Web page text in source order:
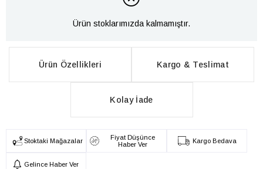
Ürün stoklarımızda kalmamıştır.
Ürün Özellikleri Kargo & Teslimat
Kolay İade
Stoktaki Mağazalar
Fiyat Düşünce
Haber Ver
Kargo Bedava
Gelince Haber Ver